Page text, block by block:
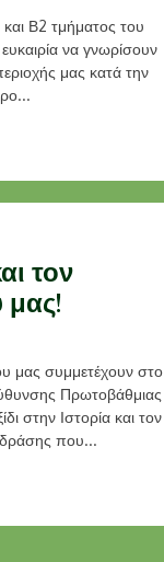
Β2 τμήματος του
να γνωρίσουν
μας κατά την
τον
μας!
μας συμμετέχουν στο
Πρωτοβάθμιας
στην Ιστορία και τον
δράσης που...